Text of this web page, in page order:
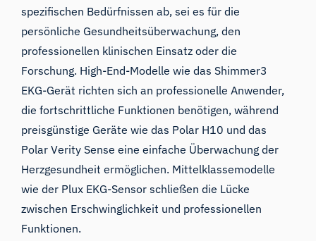
spezifischen Bedürfnissen ab, sei es für die
persönliche Gesundheitsüberwachung, den
professionellen klinischen Einsatz oder die
Forschung. High-End-Modelle wie das Shimmer3
EKG-Gerät richten sich an professionelle Anwender,
die fortschrittliche Funktionen benötigen, während
preisgünstige Geräte wie das Polar H10 und das
Polar Verity Sense eine einfache Überwachung der
Herzgesundheit ermöglichen. Mittelklassemodelle
wie der Plux EKG-Sensor schließen die Lücke
zwischen Erschwinglichkeit und professionellen
Funktionen.